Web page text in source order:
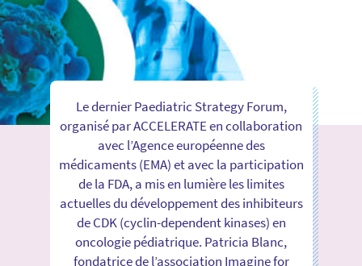
Le dernier Paediatric Strategy Forum,
organisé par ACCELERATE en collaboration
avec l’Agence européenne des
médicaments (EMA) et avec la participation
de la FDA, a mis en lumière les limites
actuelles du développement des inhibiteurs
de CDK (cyclin-dependent kinases) en
oncologie pédiatrique. Patricia Blanc,
fondatrice de l’association Imagine for